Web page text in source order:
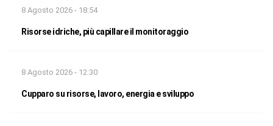
8 Agosto 2026 - 18:54
Risorse idriche, più capillare il monitoraggio
8 Agosto 2026 - 12:30
Cupparo su risorse, lavoro, energia e sviluppo